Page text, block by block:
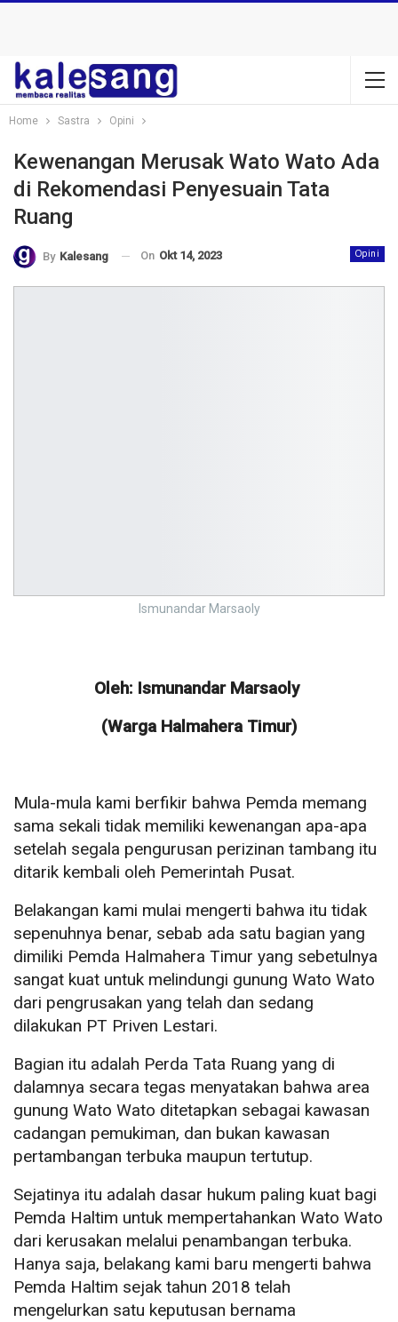
Home Sastra Opini
Kewenangan Merusak Wato Wato Ada
di Rekomendasi Penyesuain Tata
Ruang
Opini
By Kalesang On Okt 14, 2023
Ismunandar Marsaoly
Oleh: Ismunandar Marsaoly
(Warga Halmahera Timur)
Mula-mula kami berfikir bahwa Pemda memang
sama sekali tidak memiliki kewenangan apa-apa
setelah segala pengurusan perizinan tambang itu
ditarik kembali oleh Pemerintah Pusat.
Belakangan kami mulai mengerti bahwa itu tidak
sepenuhnya benar, sebab ada satu bagian yang
dimiliki Pemda Halmahera Timur yang sebetulnya
sangat kuat untuk melindungi gunung Wato Wato
dari pengrusakan yang telah dan sedang
dilakukan PT Priven Lestari.
Bagian itu adalah Perda Tata Ruang yang di
dalamnya secara tegas menyatakan bahwa area
gunung Wato Wato ditetapkan sebagai kawasan
cadangan pemukiman, dan bukan kawasan
pertambangan terbuka maupun tertutup.
Sejatinya itu adalah dasar hukum paling kuat bagi
Pemda Haltim untuk mempertahankan Wato Wato
dari kerusakan melalui penambangan terbuka.
Hanya saja, belakang kami baru mengerti bahwa
Pemda Haltim sejak tahun 2018 telah
mengelurkan satu keputusan bernama